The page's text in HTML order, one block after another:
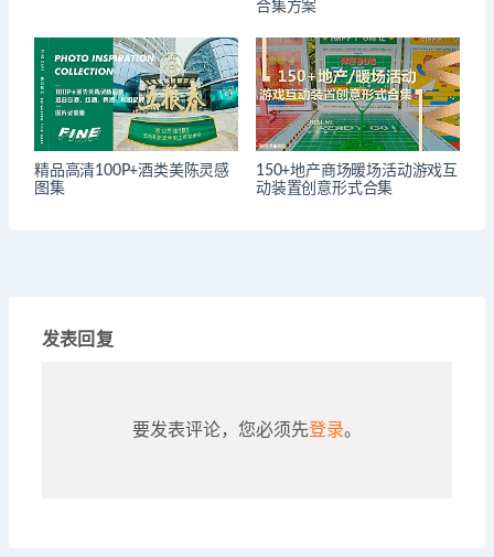
合集方案
精品高清100P+酒类美陈灵感
图集
150+地产商场暖场活动游戏互
动装置创意形式合集
发表回复
要发表评论，您必须先登录。